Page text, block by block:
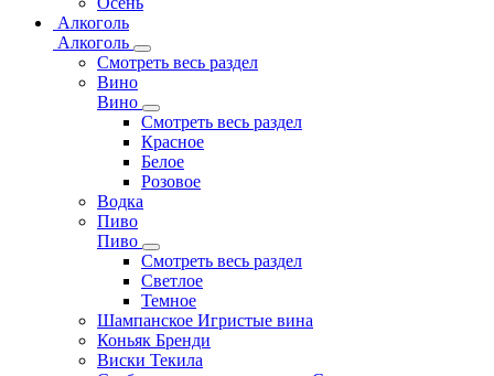
Алкоголь
Алкоголь
Смотреть весь раздел
Вино
Вино
Смотреть весь раздел
Красное
Белое
Розовое
Водка
Пиво
Пиво
Смотреть весь раздел
Cветлое
Темное
Шампанское Игристые вина
Коньяк Бренди
Виски Текила